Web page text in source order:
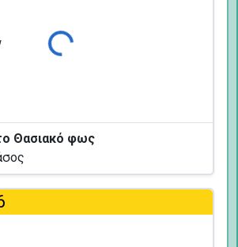
Φόρτωση...
Θασιακό φως